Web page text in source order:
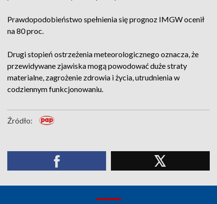
Prawdopodobieństwo spełnienia się prognoz IMGW ocenił
na 80 proc.
Drugi stopień ostrzeżenia meteorologicznego oznacza, że
przewidywane zjawiska mogą powodować duże straty
materialne, zagrożenie zdrowia i życia, utrudnienia w
codziennym funkcjonowaniu.
Źródło: